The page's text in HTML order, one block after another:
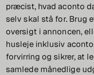
præcist, hvad aconto
selv skal stå for. Brug
oversigt i annoncen,
husleje inklusiv
forvirring og sikrer, at
samlede månedlige